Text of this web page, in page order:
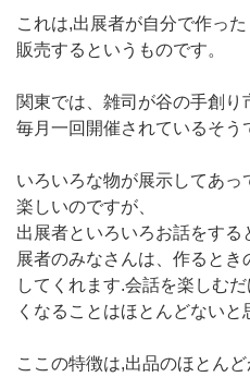
これは,出展者が自分で作っ
販売するというものです。
関東では、雑司が谷の手創り
毎月一回開催されているそう
いろいろな物が展示してあ
楽しいのですが、
出展者といろいろお話をする
展者のみなさんは、作ると
してくれます.会話を楽しむ
くなることはほとんどないと
ここの特徴は,出品のほとん